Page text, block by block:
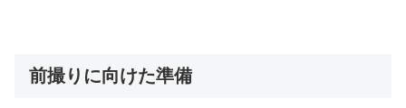
前撮りに向けた準備